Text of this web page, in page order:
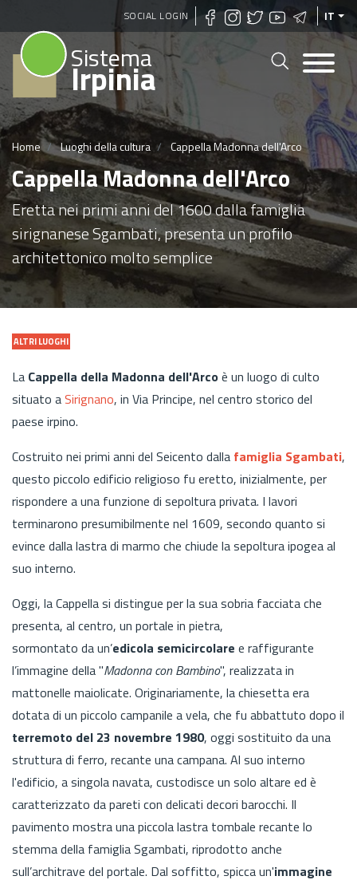
Salta
al
principale
SOCIAL LOGIN IT
Sistema
Irpinia
Home Luoghi della cultura Cappella Madonna dell'Arco
Cappella Madonna dell'Arco
Eretta nei primi anni del 1600 dalla famiglia
sirignanese Sgambati, presenta un profilo
architettonico molto semplice
ALTRI LUOGHI
La Cappella della Madonna dell'Arcoè un luogo di culto
situato aSirignano, in Via Principe, nel centro storico del
paese irpino.
Costruito nei primi anni del Seicento dalla famiglia Sgambati,
questo piccolo edificio religioso fu eretto, inizialmente, per
rispondere a una funzione di sepoltura privata. I lavori
terminarono presumibilmente nel 1609, secondo quanto si
evince dalla lastra di marmo che chiude la sepoltura ipogea al
suo interno.
Oggi, la Cappella si distingue per la sua sobria facciata che
presenta, al centro, un portale in pietra,
sormontato da un’edicola semicircolare e raffigurante
l’immagine della "Madonna con Bambino", realizzata in
mattonelle maiolicate. Originariamente, la chiesetta era
dotata di un piccolo campanile a vela, che fu abbattuto dopo il
terremoto del 23 novembre 1980, oggi sostituito da una
struttura di ferro, recante una campana. Al suo interno
l'edificio, a singola navata, custodisce un solo altare ed è
caratterizzato da pareti con delicati decori barocchi. Il
pavimento mostra una piccola lastra tombale recante lo
stemma della famiglia Sgambati, riprodotto anche
sull’architrave del portale. Dal soffitto, spicca un'immagine